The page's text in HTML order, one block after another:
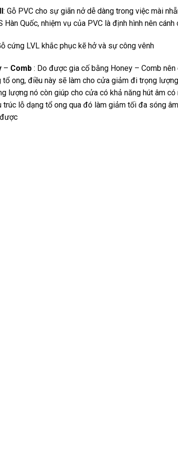
: Gỗ PVC cho sự giãn nở dễ dàng trong việc mài
Hàn Quốc, nhiệm vụ của PVC là định hình nên
cứng LVL khắc phục kẽ hở và sự công vênh
– Comb: Do được gia cố bằng Honey – Comb
tổ ong, điều này sẽ làm cho cửa giảm đi trọng
lượng nó còn giúp cho cửa có khả năng hút âm
trúc lỗ dạng tổ ong qua đó làm giảm tối đa sóng